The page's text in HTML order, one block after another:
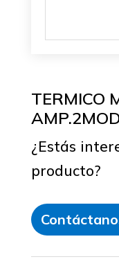
TERMICO
¿Estás
producto?